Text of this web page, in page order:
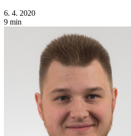
6. 4. 2020
9 min